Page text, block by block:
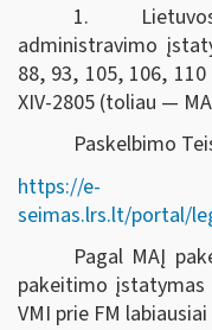
1.
administravimo
88, 93, 105, 106,
XIV-2805 (toliau —
Paskelbimo
https://e-
seimas.lrs.lt/portal/
Pagal MAĮ
pakeitimo
VMI prie FM